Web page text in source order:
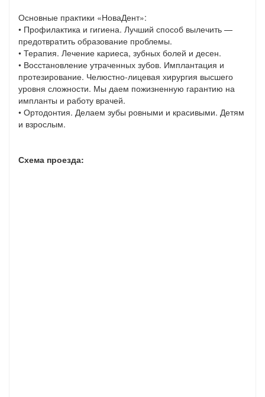
Основные практики «НоваДент»:
• Профилактика и гигиена. Лучший способ вылечить —
предотвратить образование проблемы.
• Терапия. Лечение кариеса, зубных болей и десен.
• Восстановление утраченных зубов. Имплантация и
протезирование. Челюстно-лицевая хирургия высшего
уровня сложности. Мы даем пожизненную гарантию на
импланты и работу врачей.
• Ортодонтия. Делаем зубы ровными и красивыми. Детям
и взрослым.
Схема проезда: